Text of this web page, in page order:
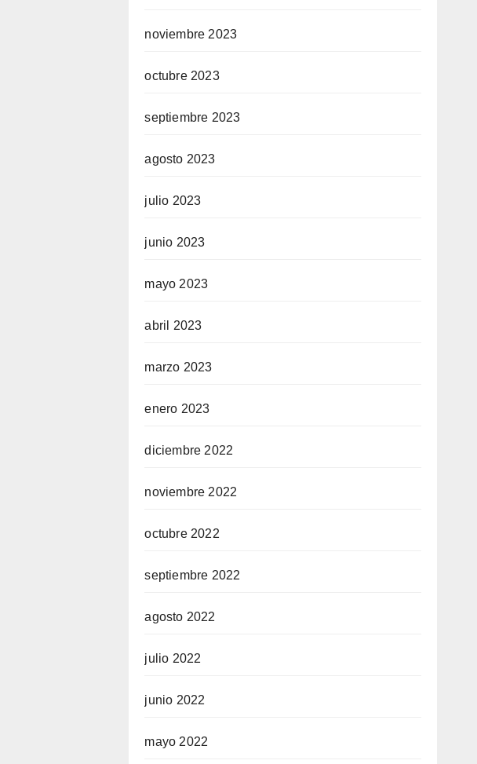
noviembre 2023
octubre 2023
septiembre 2023
agosto 2023
julio 2023
junio 2023
mayo 2023
abril 2023
marzo 2023
enero 2023
diciembre 2022
noviembre 2022
octubre 2022
septiembre 2022
agosto 2022
julio 2022
junio 2022
mayo 2022